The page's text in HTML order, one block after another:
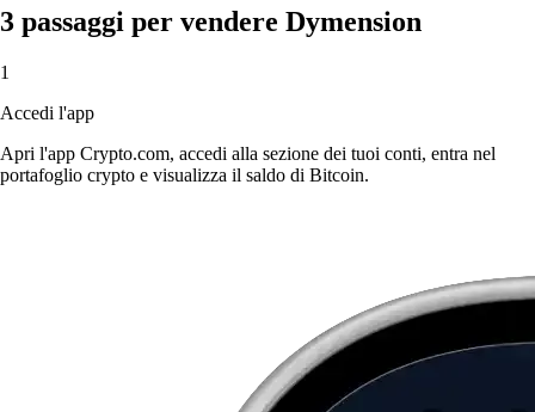
3 passaggi per vendere Dymension
1
Accedi l'app
Apri l'app Crypto.com, accedi alla sezione dei tuoi conti, entra nel
portafoglio crypto e visualizza il saldo di Bitcoin.